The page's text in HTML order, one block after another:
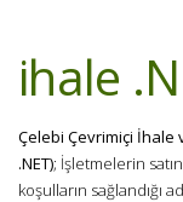
ihale
Çelebi Çevrimiçi İhale
.NET); İşletmelerin
koşulların sağlandığı